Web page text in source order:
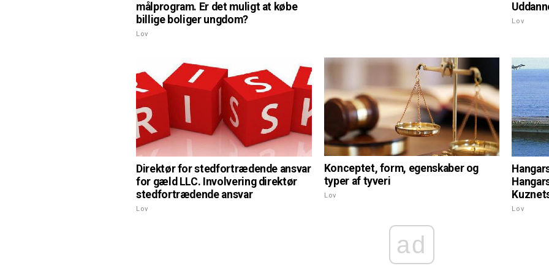
målprogram. Er det muligt at købe
billige boliger ungdom?
Lov
Lov
Direktør for stedfortrædende ansvar
for gæld LLC. Involvering direktør
stedfortrædende ansvar
Lov
Konceptet, form, egenskaber og
typer af tyveri
Lov
Lov
ad